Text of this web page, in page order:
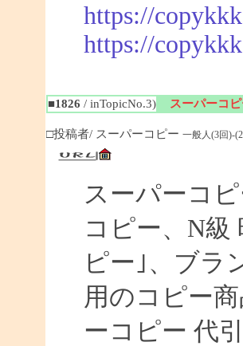
https://
https://
■1826 / inTopicNo.3) スーパーコ
□投稿者/ スーパーコピー 一般人(3回)-
スーパーコ
コピー、N級
ピー｣、ブラ
用のコピー
ーコピー 代